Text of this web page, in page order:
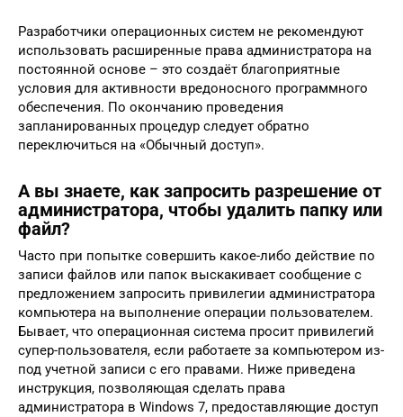
Разработчики операционных систем не рекомендуют
использовать расширенные права администратора на
постоянной основе – это создаёт благоприятные
условия для активности вредоносного программного
обеспечения. По окончанию проведения
запланированных процедур следует обратно
переключиться на «Обычный доступ».
А вы знаете, как запросить разрешение от
администратора, чтобы удалить папку или
файл?
Часто при попытке совершить какое-либо действие по
записи файлов или папок выскакивает сообщение с
предложением запросить привилегии администратора
компьютера на выполнение операции пользователем.
Бывает, что операционная система просит привилегий
супер-пользователя, если работаете за компьютером из-
под учетной записи с его правами. Ниже приведена
инструкция, позволяющая сделать права
администратора в Windows 7, предоставляющие доступ